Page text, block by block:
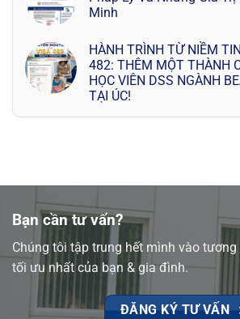
Minh
HÀNH TRÌNH TỪ NIỀM
482: THÊM MỘT THÀNH
HỌC VIÊN DSS NGÀNH
TẠI ÚC!
Bạn cần tư vấn?
Chúng tôi tập trung hết mình vào
tối ưu nhất của bạn & gia đình.
ĐĂNG KÝ TƯ VẤN